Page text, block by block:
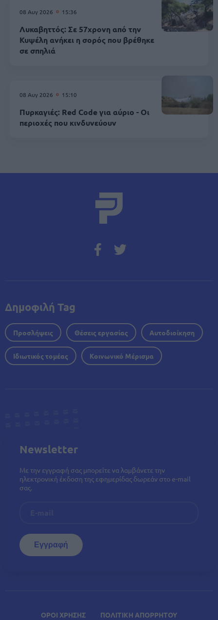
08 Αυγ 2026 15:36
Λυκαβηττός: Σε 57χρονη από την
Κυψέλη ανήκει η σορός που βρέθηκε
σε σπηλιά
08 Αυγ 2026 15:10
Πυρκαγιές: Red Code για αύριο - Οι
περιοχές που κινδυνεύουν
ΟΡΟΙ ΧΡΗΣΗΣ ΠΟΛΙΤΙΚΗ ΑΠΟΡΡΗΤΟΥ
Δημοφιλή Tag
Προσλήψεις Θέσεις εργασίας Αυτοδιοίκηση
Ιδιωτικός τομέας Κοινωνικό Μέρισμα
Newsletter
Με την εγγραφή σας μπορείτε να λαμβάνετε την
ηλεκτρονική έκδοση της εφημερίδας δωρεάν στο e-mail
σας.